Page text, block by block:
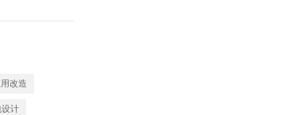
改造
设计